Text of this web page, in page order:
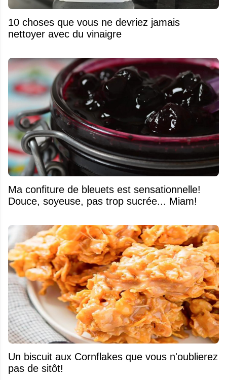
10 choses que vous ne devriez jamais
nettoyer avec du vinaigre
Ma confiture de bleuets est sensationnelle!
Douce, soyeuse, pas trop sucrée... Miam!
Un biscuit aux Cornflakes que vous n'oublierez
pas de sitôt!